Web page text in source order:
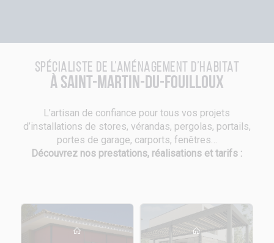
Spécialiste de l’aménagement d’habitat
à Saint-Martin-du-Fouilloux
L’artisan de confiance pour tous vos projets
d’installations de stores, vérandas, pergolas, portails,
portes de garage, carports, fenêtres…
Découvrez nos prestations, réalisations et tarifs :